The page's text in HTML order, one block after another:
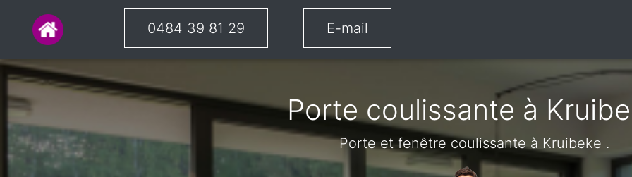
0484 39 81 29 E-mail
Porte coulissante à
Porte et fenêtre coulissante à Kruibeke .